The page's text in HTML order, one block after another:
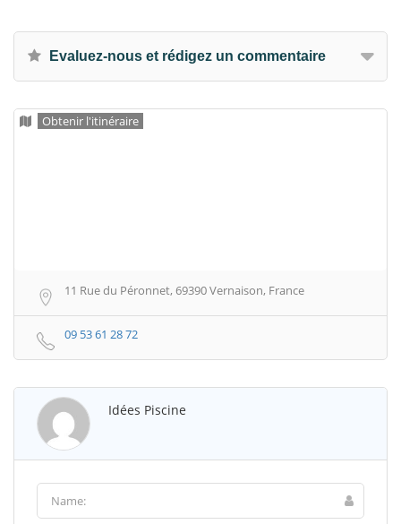
Evaluez-nous et rédigez un commentaire
Obtenir l'itinéraire
11 Rue du Péronnet, 69390 Vernaison, France
09 53 61 28 72
Idées Piscine